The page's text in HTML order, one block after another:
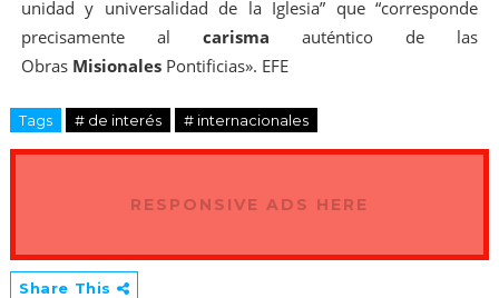
unidad y universalidad de la Iglesia” que “corresponde
precisamente al carisma auténtico de las
Obras MisionalesPontificias». EFE
Tags # de interés # internacionales
RESPONSIVE ADS HERE
Share This